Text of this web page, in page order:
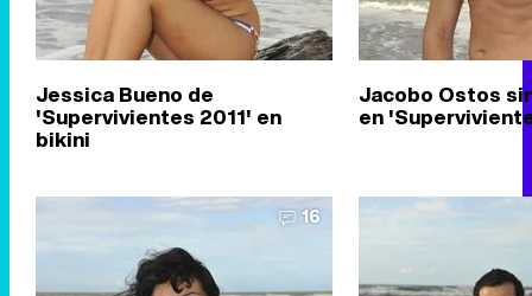
Jessica Bueno de
'Supervivientes 2011' en
bikini
Jacobo Ostos
en
16